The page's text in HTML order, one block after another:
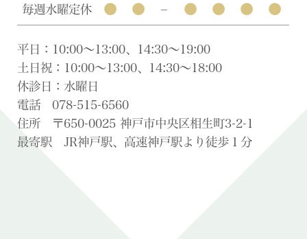
毎週水曜定休 ● ● – ● ● ● ●
平日：10:00〜13:00、14:30〜19:00
土日祝：10:00〜13:00、14:30〜18:00
休診日：水曜日
電話 078-515-6560
住所 〒650-0025 神戸市中央区相生町3-2-1
最寄駅 JR神戸駅、高速神戸駅より徒歩１分